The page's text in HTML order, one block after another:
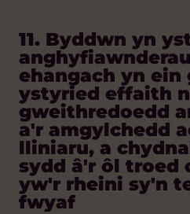
11. Byddwn yn
ehangach yn ein
ystyried effaith
gweithredoedd
a'r amgylchedd
lliniaru, a
sydd â'r ôl troed
yw'r rheini sy'n
fwyaf